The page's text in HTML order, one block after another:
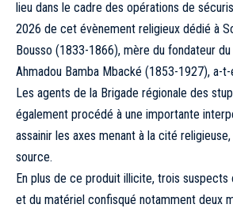
lieu dans le cadre des opérations de
2026 de cet évènement religieux dédié à
Bousso (1833-1866), mère du fondateur
Ahmadou Bamba Mbacké (1853-1927), a-
Les agents de la Brigade régionale des
également procédé à une importante
assainir les axes menant à la cité
source.
En plus de ce produit illicite, trois suspects
et du matériel confisqué notamment deux